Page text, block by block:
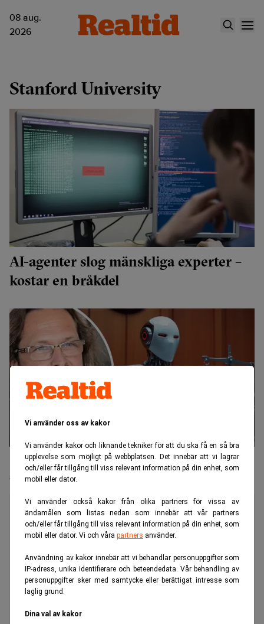
Vi använder oss av kakor
Vi använder kakor och liknande tekniker för att du ska få en så bra
upplevelse som möjligt på webbplatsen. Det innebär att vi lagrar
och/eller får tillgång till viss relevant information på din enhet, som
mobil eller dator.
Vi använder också kakor från olika partners för vissa av
ändamålen som listas nedan som innebär att vår partners
och/eller får tillgång till viss relevant information på din enhet, som
mobil eller dator. Vi och våra partners använder.
Användning av kakor innebär att vi behandlar personuppgifter som
IP-adress, unika identifierare och beteendedata. Vår behandling av
personuppgifter sker med samtycke eller berättigat intresse som
laglig grund.
Dina val av kakor
08 aug.
2026
Stanford University
AI-agenter slog mänskliga experter –
kostar en bråkdel
"Om fem år ser juristyrket helt annorlunda ut" – AI
skakar om